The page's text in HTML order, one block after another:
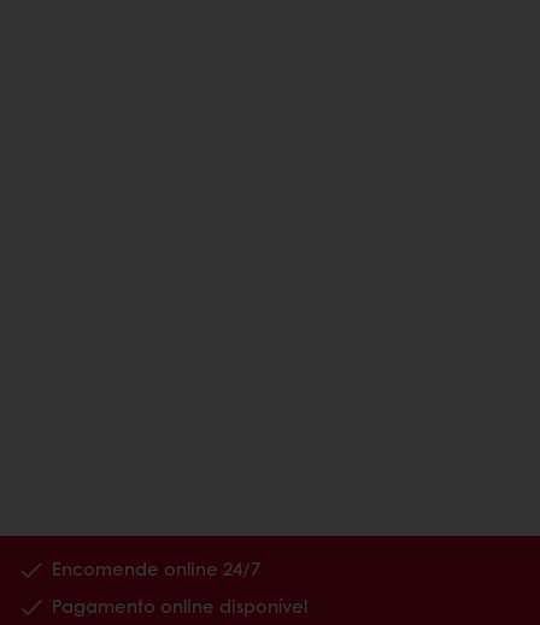
Encomende online 24/7
Pagamento online disponível